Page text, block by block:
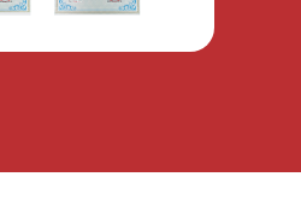
在借款关系吗？
证，只能证明双方的借贷关